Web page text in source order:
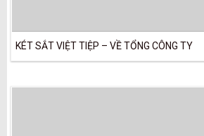
KÉT SẮT VIỆT TIỆP – VỀ TỔNG CÔNG TY